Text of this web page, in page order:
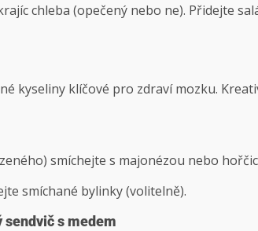
chleba (opečený nebo ne). Přidejte
kyseliny klíčové pro zdraví mozku.
smíchejte s majonézou nebo
smíchané bylinky (volitelně).
s medem